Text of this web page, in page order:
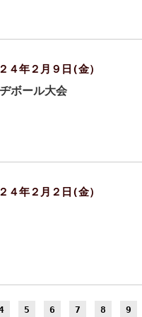
４年２月９日(金）
ヂボール大会
４年２月２日(金）
5 6 7 8 9